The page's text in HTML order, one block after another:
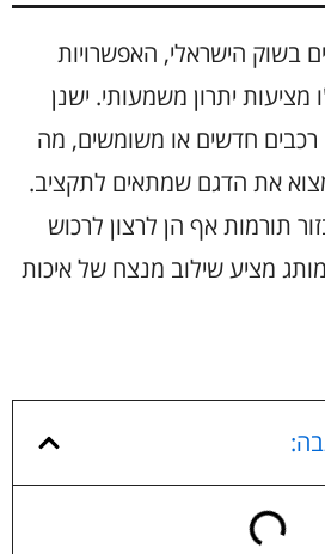
בשוק הישראלי, האפשרויות
מציעות יתרון משמעותי. ישנן
רכבים חדשים או משומשים, מה
את הדגם שמתאים לתקציב.
תורמות אף הן לרצון לרכוש
מציע שילוב מנצח של איכות